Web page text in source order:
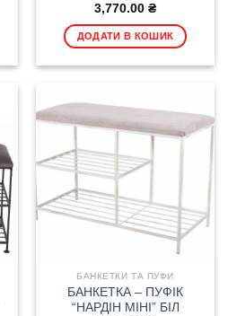
3,770.00 ₴
ДОДАТИ В КОШИК
БАНКЕТКИ ТА ПУФИ
БАНКЕТКА – ПУФІК
“НАРДІН МІНІ” БІЛ